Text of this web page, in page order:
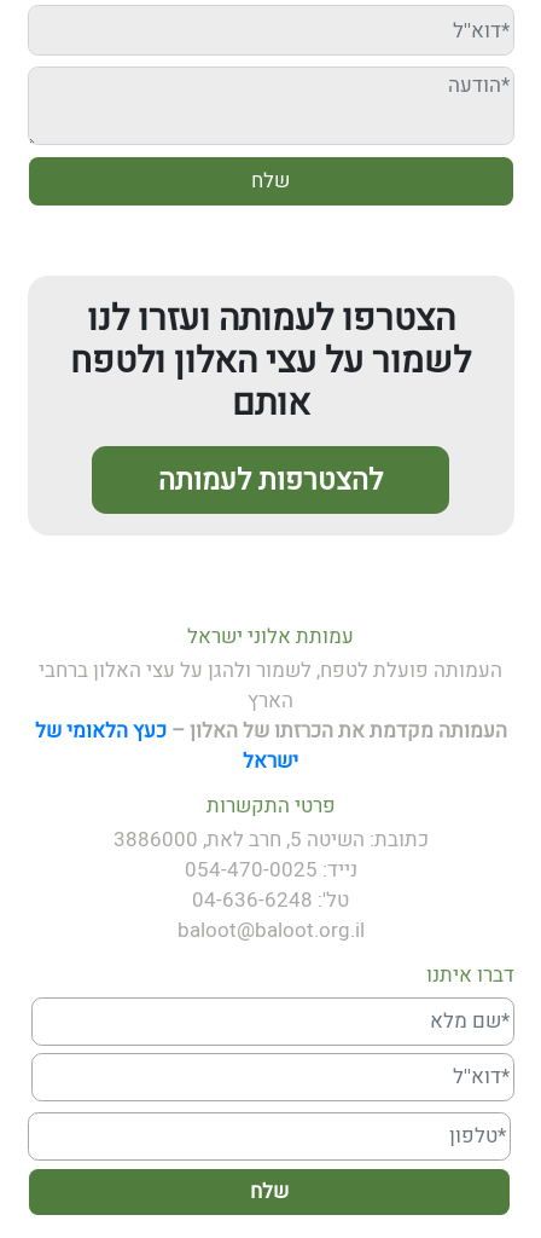
הצטרפו לעמותה ועזרו לנו
לשמור על עצי האלון ולטפח
אותם
להצטרפות לעמותה
עמותת אלוני ישראל
העמותה פועלת לטפח, לשמור ולהגן על עצי האלון ברחבי
הארץ
העמותה מקדמת את הכרזתו שלהאלון –כעץ הלאומי של
ישראל
פרטי התקשרות
כתובת: השיטה 5, חרב לאת, 3886000
נייד: 054-470-0025
טל': 04-636-6248
baloot@baloot.org.il
דברו איתנו